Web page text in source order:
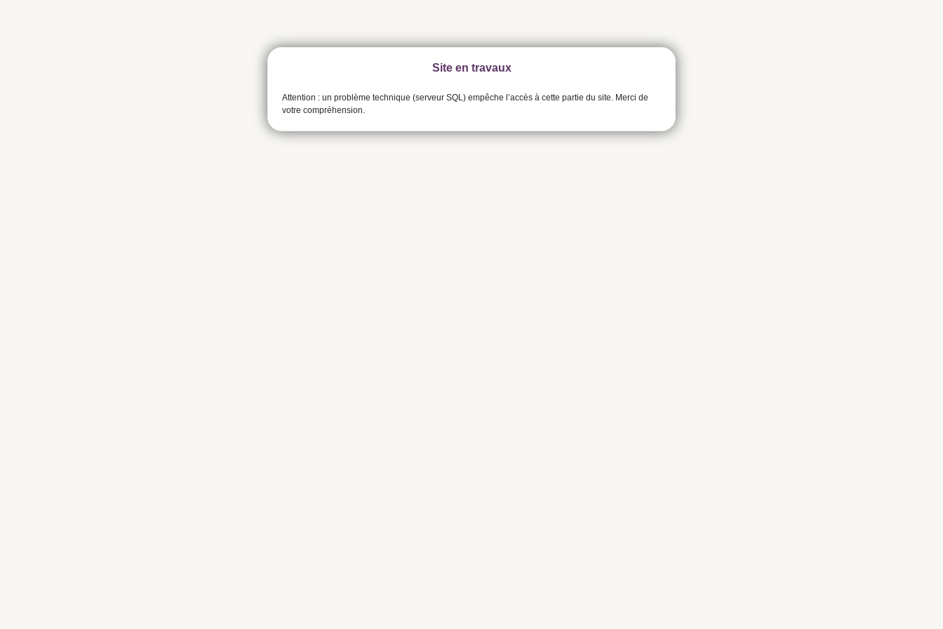
Site en travaux
Attention : un problème technique (serveur SQL) empêche l’accès à cette partie du site. Merci de
votre compréhension.